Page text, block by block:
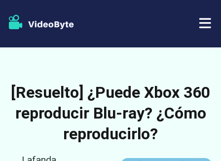
Extractor de BD-DVD
Extractor de DVD
Reproductor Blu-ray
Almacenar
Recursos
[Resuelto] ¿Puede Xbox 360
reproducir Blu-ray? ¿Cómo
reproducirlo?